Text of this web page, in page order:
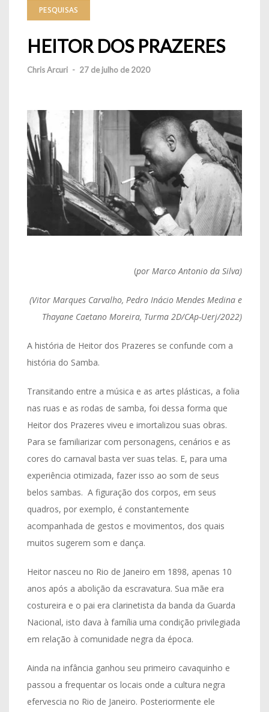
PESQUISAS
HEITOR DOS PRAZERES
Chris Arcuri - 27 de julho de 2020
(por Marco Antonio da Silva)
(Vitor Marques Carvalho, Pedro Inácio Mendes Medina e
Thayane Caetano Moreira, Turma 2D/CAp-Uerj/2022)
A história de Heitor dos Prazeres se confunde com a
história do Samba.
Transitando entre a música e as artes plásticas, a folia
nas ruas e as rodas de samba, foi dessa forma que
Heitor dos Prazeres viveu e imortalizou suas obras.
Para se familiarizar com personagens, cenários e as
cores do carnaval basta ver suas telas. E, para uma
experiência otimizada, fazer isso ao som de seus
belos sambas. A figuração dos corpos, em seus
quadros, por exemplo, é constantemente
acompanhada de gestos e movimentos, dos quais
muitos sugerem som e dança.
Heitor nasceu no Rio de Janeiro em 1898, apenas 10
anos após a abolição da escravatura. Sua mãe era
costureira e o pai era clarinetista da banda da Guarda
Nacional, isto dava à família uma condição privilegiada
em relação à comunidade negra da época.
Ainda na infância ganhou seu primeiro cavaquinho e
passou a frequentar os locais onde a cultura negra
efervescia no Rio de Janeiro. Posteriormente ele